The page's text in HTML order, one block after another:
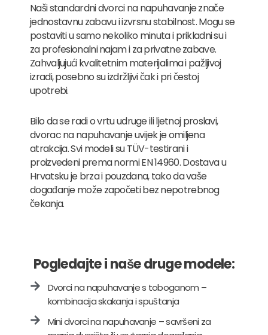
Naši standardni dvorci na napuhavanje znače
jednostavnu zabavu i izvrsnu stabilnost. Mogu se
postaviti u samo nekoliko minuta i prikladni su i
za profesionalni najam i za privatne zabave.
Zahvaljujući kvalitetnim materijalima i pažljivoj
izradi, posebno su izdržljivi čak i pri čestoj
upotrebi.
Bilo da se radi o vrtu udruge ili ljetnoj proslavi,
dvorac na napuhavanje uvijek je omiljena
atrakcija. Svi modeli su TÜV-testirani i
proizvedeni prema normi EN 14960. Dostava u
Hrvatsku je brza i pouzdana, tako da vaše
događanje može započeti bez nepotrebnog
čekanja.
Pogledajte i naše druge modele:
Dvorci na napuhavanje s toboganom –
kombinacija skakanja i spuštanja
Mini dvorci na napuhavanje – savršeni za